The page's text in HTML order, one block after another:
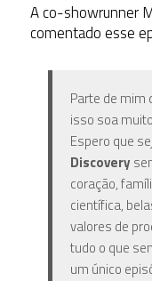
A co-showrunner
comentado esse
Parte de mim
isso soa
Espero que
Discovery
coração,
científica,
valores de
tudo o que
um único